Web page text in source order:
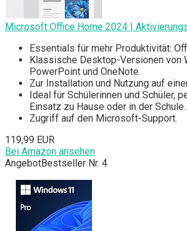
Microsoft Office Home 2024 |
Essentials für mehr Produktivität:
Klassische Desktop-Versionen von
PowerPoint und OneNote.
Zur Installation und Nutzung auf
Ideal für Schülerinnen und Schüler,
Einsatz zu Hause oder in der Schule.
Zugriff auf den Microsoft-Support.
119,99 EUR
Bei Amazon ansehen
AngebotBestseller Nr. 4